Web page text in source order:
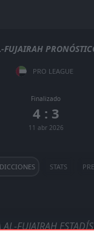
FUJAIRAH
PRO LEAGUE
Finalizado
4 : 3
11 abr 2026
STATS
FUJAIRAH